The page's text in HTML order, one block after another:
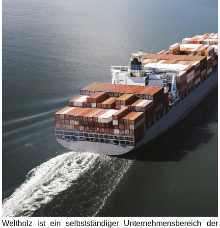
Weltholz ist ein selbstständiger Unternehmensbereich der